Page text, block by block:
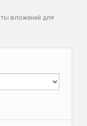
вложений для